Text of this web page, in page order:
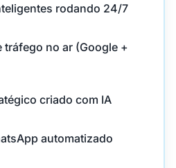
rodando 24/7
tráfego no ar (Google +
criado com IA
automatizado